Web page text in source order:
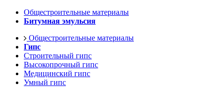
Общестроительные материалы
Битумная эмульсия
Общестроительные материалы
Гипс
Строительный гипс
Высокопрочный гипс
Медицинский гипс
Умный гипс